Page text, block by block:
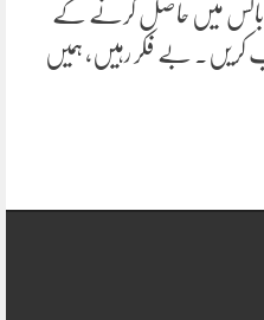
باکس میں حاصل کرنے کے
کریں۔ بے فکر رہیں، ہمیں